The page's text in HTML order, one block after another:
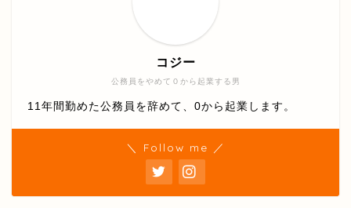
公務員をやめて０から起業する男
コジー
11年間勤めた公務員を辞めて、0から起業します。
＼ Follow me ／